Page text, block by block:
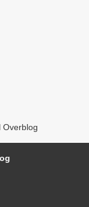
Overblog